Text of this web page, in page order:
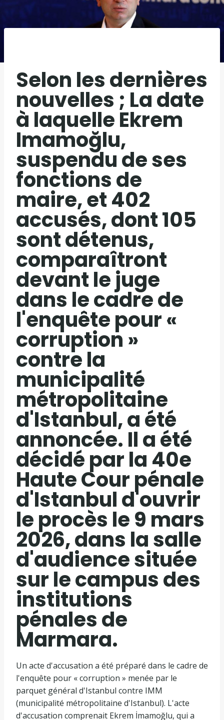
Selon les dernières
nouvelles ; La date
à laquelle Ekrem
Imamoğlu,
suspendu de ses
fonctions de
maire, et 402
accusés, dont 105
sont détenus,
comparaîtront
devant le juge
dans le cadre de
l'enquête pour «
corruption »
contre la
municipalité
métropolitaine
d'Istanbul, a été
annoncée. Il a été
décidé par la 40e
Haute Cour pénale
d'Istanbul d'ouvrir
le procès le 9 mars
2026, dans la salle
d'audience située
sur le campus des
institutions
pénales de
Marmara.
Un acte d'accusation a été préparé dans le cadre de
l'enquête pour « corruption » menée par le
parquet général d'Istanbul contre IMM
(municipalité métropolitaine d'Istanbul). L'acte
d'accusation comprenait Ekrem İmamoğlu, qui a